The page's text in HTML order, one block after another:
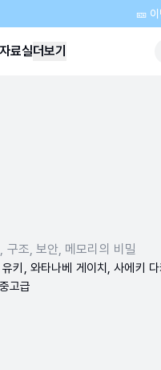
🎫
자료실더보기
구조, 보안, 메모리의 비밀
키, 와타나베 게이치, 사에키 다
중고급